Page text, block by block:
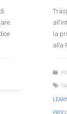
la
alla